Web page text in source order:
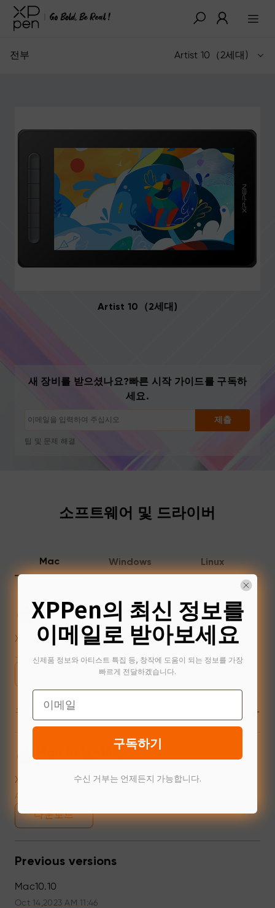
전부 Artist 10（2세대)
Artist 10（2세대)
새 장비를 받으셨나요?빠른 시작 가이드를 구독하
세요.
제출
팁 및 문제 해결
구독 해지: 언제든지 한 번의 클릭으로
소프트웨어 및 드라이버
Mac Windows Linux
Mac 10.13 or newer
XPPenMac_4.0.18_260723
구 버전 +
Mac 10.12~14.2
XPPenMac_3.4.15_240313
Apr 15,2024 PM 17:24
다운로드
Previous versions
Mac10.10
Oct 14,2023 AM 11:46
XPPen의 최신 정보를
이메일로 받아보세요
신제품 정보와 아티스트 특집 등, 창작에 도움이 되는 정보를 가장
빠르게 전달하겠습니다.
Email
구독하기
수신 거부는 언제든지 가능합니다.